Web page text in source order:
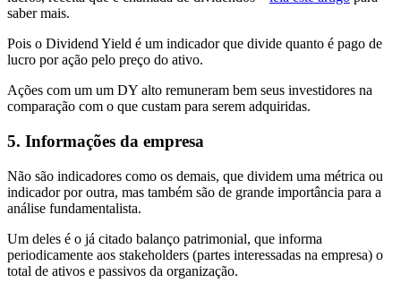
saber mais.
Pois o Dividend Yield é um indicador que divide quanto é pago de
lucro por ação pelo preço do ativo.
Ações com um um DY alto remuneram bem seus investidores na
comparação com o que custam para serem adquiridas.
5. Informações da empresa
Não são indicadores como os demais, que dividem uma métrica ou
indicador por outra, mas também são de grande importância para a
análise fundamentalista.
Um deles é o já citado balanço patrimonial, que informa
periodicamente aos stakeholders (partes interessadas na empresa) o
total de ativos e passivos da organização.